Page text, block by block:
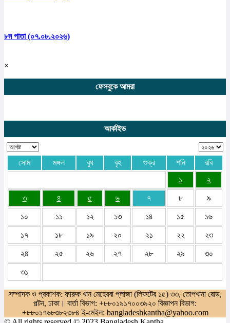
৮ম পাতা (০৭.০৮.২০২৬)
×
ফেসবুকে আমরা
আর্কাইভ
সোম মঙ্গল বুধ বৃহ শুক্র শনি
রবি
১
২
৩ ৪ ৫ ৬ ৭ ৮ ৯
১০ ১১ ১২ ১৩ ১৪ ১৫ ১৬
১৭ ১৮ ১৯ ২০ ২১ ২২ ২৩
২৪ ২৫ ২৬ ২৭ ২৮ ২৯ ৩০
৩১
সম্পাদক ও প্রকাশক: ফারুক খান মেহেরবা প্লাজা (লিফটের ১৫) ৩৩, তোপখানা রোড,
পল্টন, ঢাকা। বার্তা বিভাগ: +৮৮০১৯১৭০০৩৯২০ বিজ্ঞাপন বিভাগ:
+৮৮০১৭৬৮৩৮২৩৮৪ ই-মেইল: bangladeshkantha@yahoo.com